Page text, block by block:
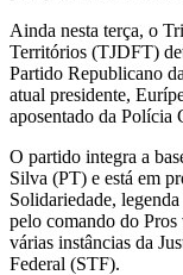
Ainda nesta terça, o
Territórios (TJDFT)
Partido Republicano
atual presidente,
aposentado da
O partido integra a
Silva (PT) e está em
Solidariedade,
pelo comando do Pros
várias instâncias da
Federal (STF).